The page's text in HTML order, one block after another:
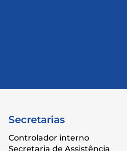
Secretarias
Controlador interno
Secretaria de Assistência